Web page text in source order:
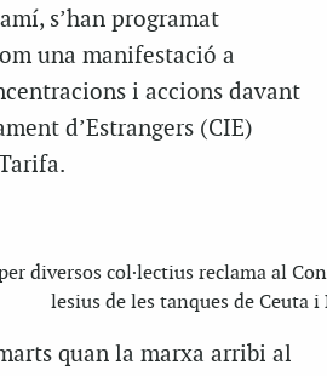
s’han programat
una manifestació a
i accions davant
d’Estrangers (CIE)
diversos col·lectius reclama al
lesius de les tanques de
quan la marxa arribi al